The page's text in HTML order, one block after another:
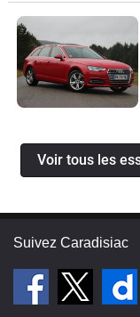
Voir tous les
Suivez Caradisiac